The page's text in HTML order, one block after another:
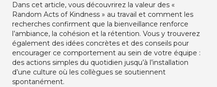
Dans cet article, vous découvrirez la valeur des «
Random Acts of Kindness » au travail et comment les
recherches confirment que la bienveillance renforce
l’ambiance, la cohésion et la rétention. Vous y trouverez
également des idées concrètes et des conseils pour
encourager ce comportement au sein de votre équipe :
des actions simples du quotidien jusqu’à l’installation
d’une culture où les collègues se soutiennent
spontanément.